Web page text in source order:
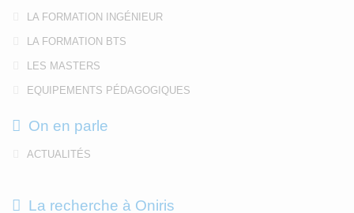
LA FORMATION INGÉNIEUR
LA FORMATION BTS
LES MASTERS
EQUIPEMENTS PÉDAGOGIQUES
On en parle
ACTUALITÉS
La recherche à Oniris